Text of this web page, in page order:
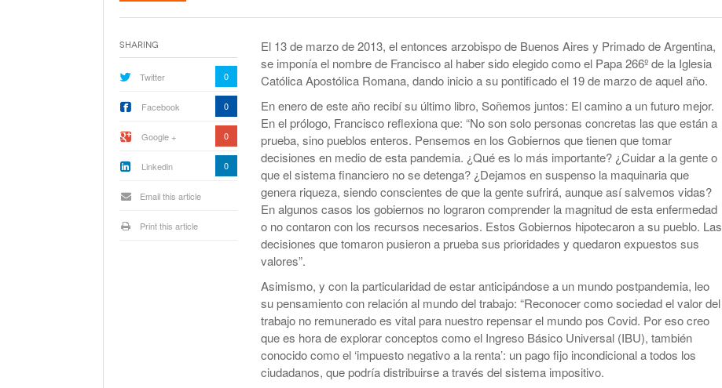
De Selección De Jueces Por Fuera De La
Nueva York
Expectativa Por La Cumbre Entre Milei Y
Bomba Electoral: El Gobierno Saca
Retenciones A Los Granos
Van A Investigar La Ruta Del Fentanilo Mortal
Orden Judicial En Estados Unidos Para
Congelar 280 Millones Vinculados A $LIBRA
El Gobierno Lanza Un Servicio Militar
Voluntario: “Fuego Sagrado”
Kicillof Lanzo El MDF Con Una Demostración
De Fuerza Que Lo Ubica En La Primera Línea
De La Oposición A Milei- 1 year ago
Axel Kicillof Despidió A Pepe Mujica Y Pidió
Perdón Por “los Agravios” Libertarios
- 1 year
ago
View All
El 13 de marzo de 2013, el entonces arzobispo de Buenos Aires y Primado de Argentina,
se imponía el nombre de Francisco al haber sido elegido como el Papa 266º de la Iglesia
Católica Apostólica Romana, dando inicio a su pontificado el 19 de marzo de aquel año.
En enero de este año recibí su último libro, Soñemos juntos: El camino a un futuro mejor.
En el prólogo, Francisco reflexiona que: “No son solo personas concretas las que están a
prueba, sino pueblos enteros. Pensemos en los Gobiernos que tienen que tomar
decisiones en medio de esta pandemia. ¿Qué es lo más importante? ¿Cuidar a la gente o
que el sistema financiero no se detenga? ¿Dejamos en suspenso la maquinaria que
genera riqueza, siendo conscientes de que la gente sufrirá, aunque así salvemos vidas?
En algunos casos los gobiernos no lograron comprender la magnitud de esta enfermedad
o no contaron con los recursos necesarios. Estos Gobiernos hipotecaron a su pueblo. Las
decisiones que tomaron pusieron a prueba sus prioridades y quedaron expuestos sus
valores”.
Asimismo, y con la particularidad de estar anticipándose a un mundo postpandemia, leo
su pensamiento con relación al mundo del trabajo: “Reconocer como sociedad el valor del
trabajo no remunerado es vital para nuestro repensar el mundo pos Covid. Por eso creo
que es hora de explorar conceptos como el Ingreso Básico Universal (IBU), también
conocido como el ‘impuesto negativo a la renta’: un pago fijo incondicional a todos los
ciudadanos, que podría distribuirse a través del sistema impositivo.
Sharing
Twitter 0
Facebook 0
Google + 0
Linkedin 0
Email this article
Print this article